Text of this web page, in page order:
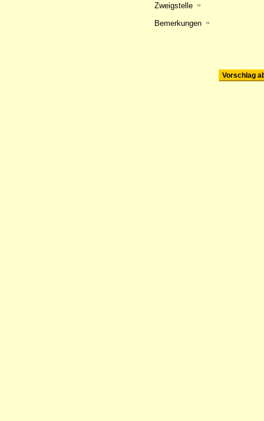
Zweigstelle
Bemerkungen